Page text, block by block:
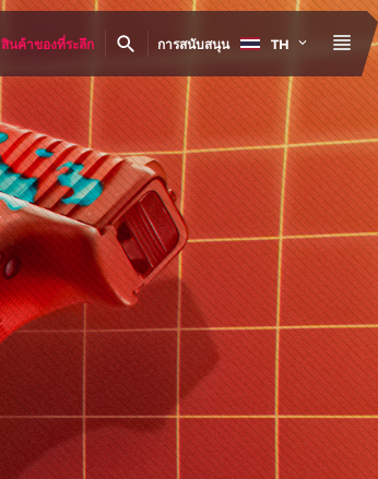
สินค้าของที่ระลึก การสนับสนุน TH